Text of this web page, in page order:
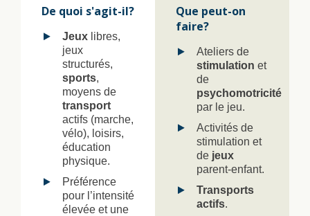
De quoi s'agit-il?
Jeux libres,
jeux
structurés,
sports,
moyens de
transport
actifs (marche,
vélo), loisirs,
éducation
physique.
Préférence
pour l’intensité
élevée et une
Que peut-on
faire?
Ateliers de
stimulation et
de
psychomotricité
par le jeu.
Activités de
stimulation et
de jeux
parent-enfant.
Transports
actifs.